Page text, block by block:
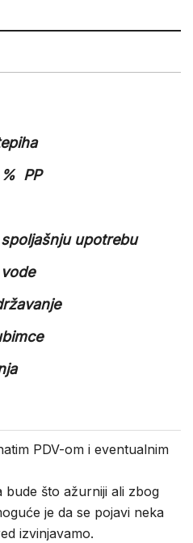
% PP
upotrebu
PDV-om i eventualnim
što ažurniji ali zbog
je da se pojavi neka
izvinjavamo.